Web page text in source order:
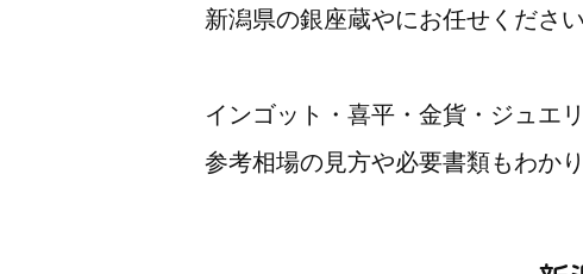
新潟県の銀座蔵やにお任せください
インゴット・喜平・金貨・ジュエ
参考相場の見方や必要書類もわか